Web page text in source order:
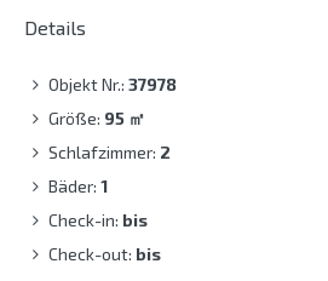
Details
Objekt Nr.: 37978
Größe: 95 ㎡
Schlafzimmer: 2
Bäder: 1
Check-in: bis
Check-out: bis